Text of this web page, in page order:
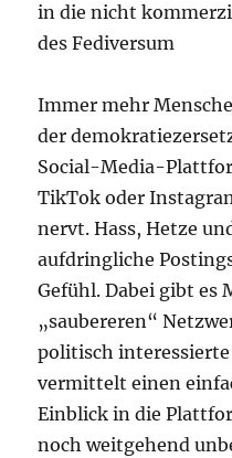
in die nicht
des Fediversum
Immer mehr
der
Social-Media-
TikTok oder
nervt. Hass, Hetze
aufdringliche
Gefühl. Dabei gibt es
„saubereren“
politisch
vermittelt einen
Einblick in die
noch weitgehend